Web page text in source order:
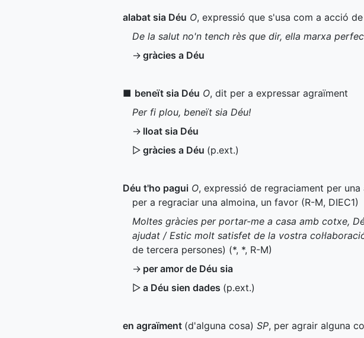
alabat sia Déu O, expressió que s'usa com a acció
De la salut no'n tench rès que dir, ella marxa
→ gràcies a Déu
■ beneït sia Déu O, dit per a expressar agraïment
Per fi plou, beneït sia Déu!
→ lloat sia Déu
▷ gràcies a Déu (p.ext.)
Déu t'ho pagui O, expressió de regraciament per
per a regraciar una almoina, un favor (R-M, DIEC1)
Moltes gràcies per portar-me a casa amb cotxe,
ajudat / Estic molt satisfet de la vostra
de tercera persones) (*, *, R-M)
→ per amor de Déu sia
▷ a Déu sien dades (p.ext.)
en agraïment (d'alguna cosa) SP, per agrair alguna